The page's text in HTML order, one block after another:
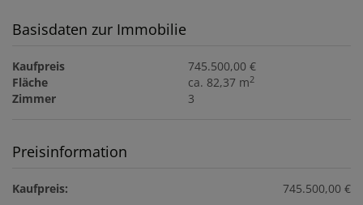
Basisdaten zur Immobilie
Kaufpreis
745.500,00 €
Fläche
ca. 82,37 m2
Zimmer 3
Preisinformation
Kaufpreis: 745.500,00 €